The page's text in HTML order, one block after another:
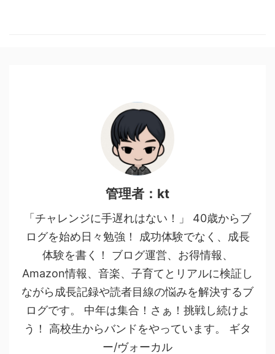
管理者：kt
「チャレンジに手遅れはない！」 40歳からブ
ログを始め日々勉強！ 成功体験でなく、成長
体験を書く！ ブログ運営、お得情報、
Amazon情報、音楽、子育てとリアルに検証し
ながら成長記録や読者目線の悩みを解決するブ
ログです。 中年は集合！さぁ！挑戦し続けよ
う！ 高校生からバンドをやっています。 ギタ
ー/ヴォーカル